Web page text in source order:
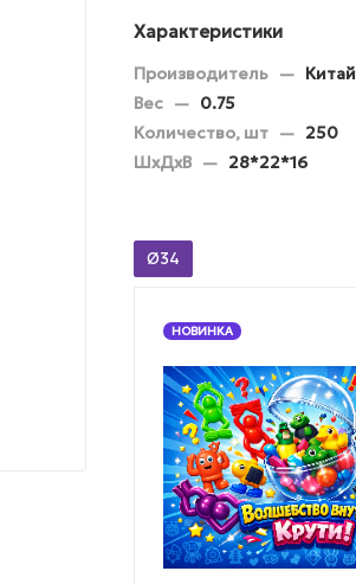
Характеристики
Производитель — Китай
Вес — 0.75
Количество, шт — 250
ШхДхВ — 28*22*16
Ø34
НОВИНКА